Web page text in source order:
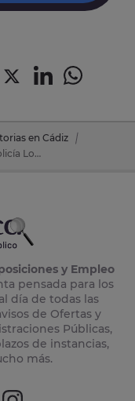
en Cádiz
Convocatoria de 4 plazas: Oposiciones de Policía Local Andalucía en Algodonales (Cádiz)
y Empleo
pensada para los
día de todas las
de Ofertas y
Públicas,
de instancias,
más.